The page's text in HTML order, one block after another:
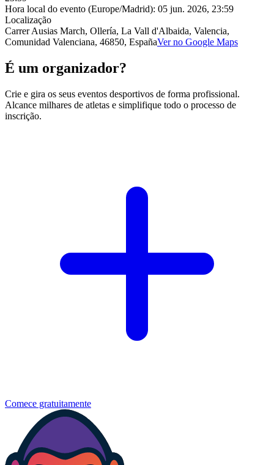
Hora local do evento (Europe/Madrid): 05 jun. 2026, 23:59
Localização
Carrer Ausias March, Ollería, La Vall d'Albaida, Valencia,
Comunidad Valenciana, 46850, EspañaVer no Google Maps
É um organizador?
Crie e gira os seus eventos desportivos de forma profissional.
Alcance milhares de atletas e simplifique todo o processo de
inscrição.
Comece gratuitamente